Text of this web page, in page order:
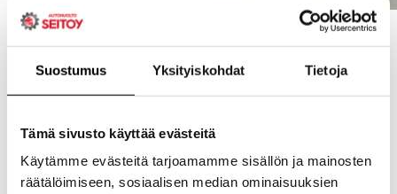
Suostumus Yksityiskohdat Tietoja
Tämä sivusto käyttää evästeitä
Käytämme evästeitä tarjoamamme sisällön ja mainosten
räätälöimiseen, sosiaalisen median ominaisuuksien